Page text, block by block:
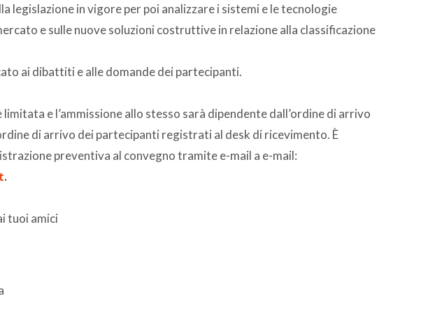
legislazione in vigore per poi analizzare i sistemi e le tecnologie
e sulle nuove soluzioni costruttive in relazione alla classificazione
ai dibattiti e alle domande dei partecipanti.
e l’ammissione allo stesso sarà dipendente dall’ordine di arrivo
di arrivo dei partecipanti registrati al desk di ricevimento. È
preventiva al convegno tramite e-mail a e-mail:
.
tuoi amici